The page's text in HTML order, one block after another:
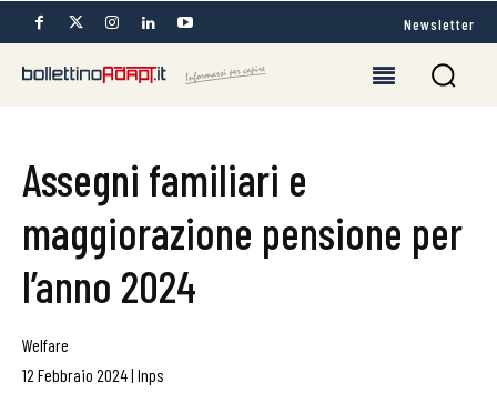
Newsletter
Assegni familiari e
maggiorazione pensione per
l’anno 2024
Welfare
12 Febbraio 2024| Inps